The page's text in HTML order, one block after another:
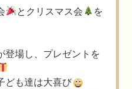
とクリスマス会
を
場し、プレゼントを
ども達は大喜び